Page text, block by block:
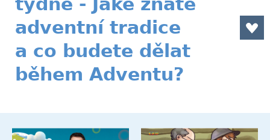
adventní tradice
a co budete dělat
během Adventu?